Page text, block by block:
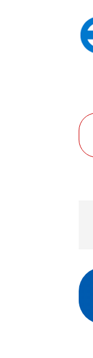
本
文